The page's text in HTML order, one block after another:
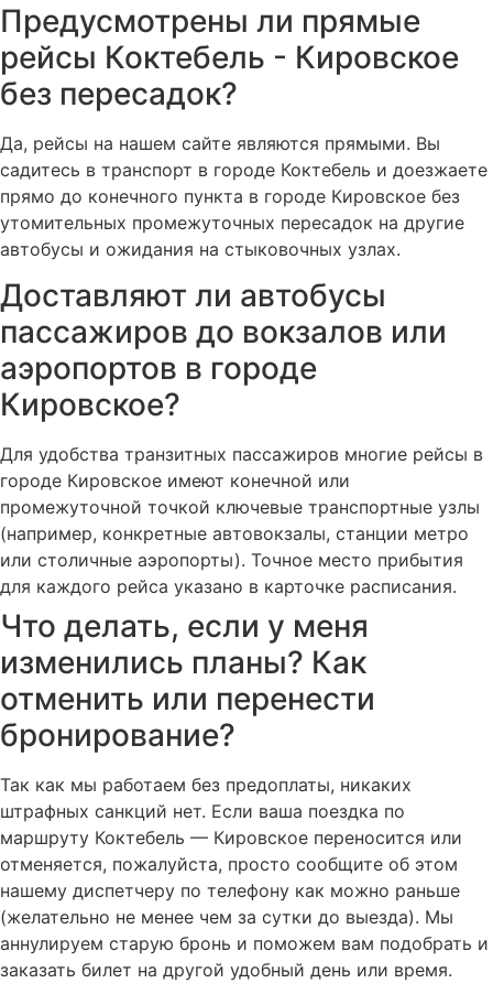
Предусмотрены ли прямые
рейсы Коктебель - Кировское
без пересадок?
Да, рейсы на нашем сайте являются прямыми. Вы
садитесь в транспорт в городе Коктебель и доезжаете
прямо до конечного пункта в городе Кировское без
утомительных промежуточных пересадок на другие
автобусы и ожидания на стыковочных узлах.
Доставляют ли автобусы
пассажиров до вокзалов или
аэропортов в городе
Кировское?
Для удобства транзитных пассажиров многие рейсы в
городе Кировское имеют конечной или
промежуточной точкой ключевые транспортные узлы
(например, конкретные автовокзалы, станции метро
или столичные аэропорты). Точное место прибытия
для каждого рейса указано в карточке расписания.
Что делать, если у меня
изменились планы? Как
отменить или перенести
бронирование?
Так как мы работаем без предоплаты, никаких
штрафных санкций нет. Если ваша поездка по
маршруту Коктебель — Кировское переносится или
отменяется, пожалуйста, просто сообщите об этом
нашему диспетчеру по телефону как можно раньше
(желательно не менее чем за сутки до выезда). Мы
аннулируем старую бронь и поможем вам подобрать и
заказать билет на другой удобный день или время.